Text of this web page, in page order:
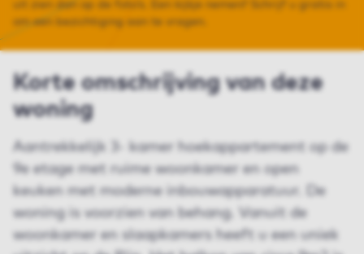
uit zien dan op de foto’s. Een kijkje nemen? Schrijf u gratis in
om een bezichtiging aan te vragen.
Korte omschrijving van deze
woning
Aantrekkelijk 3- kamer hoekappartement op de
9e etage met ruime woonkamer en open
keuken met moderne inbouwapparatuur. De
woning is voorzien van behang. Vanuit de
woonkamer en slaapkamers heeft u een uniek